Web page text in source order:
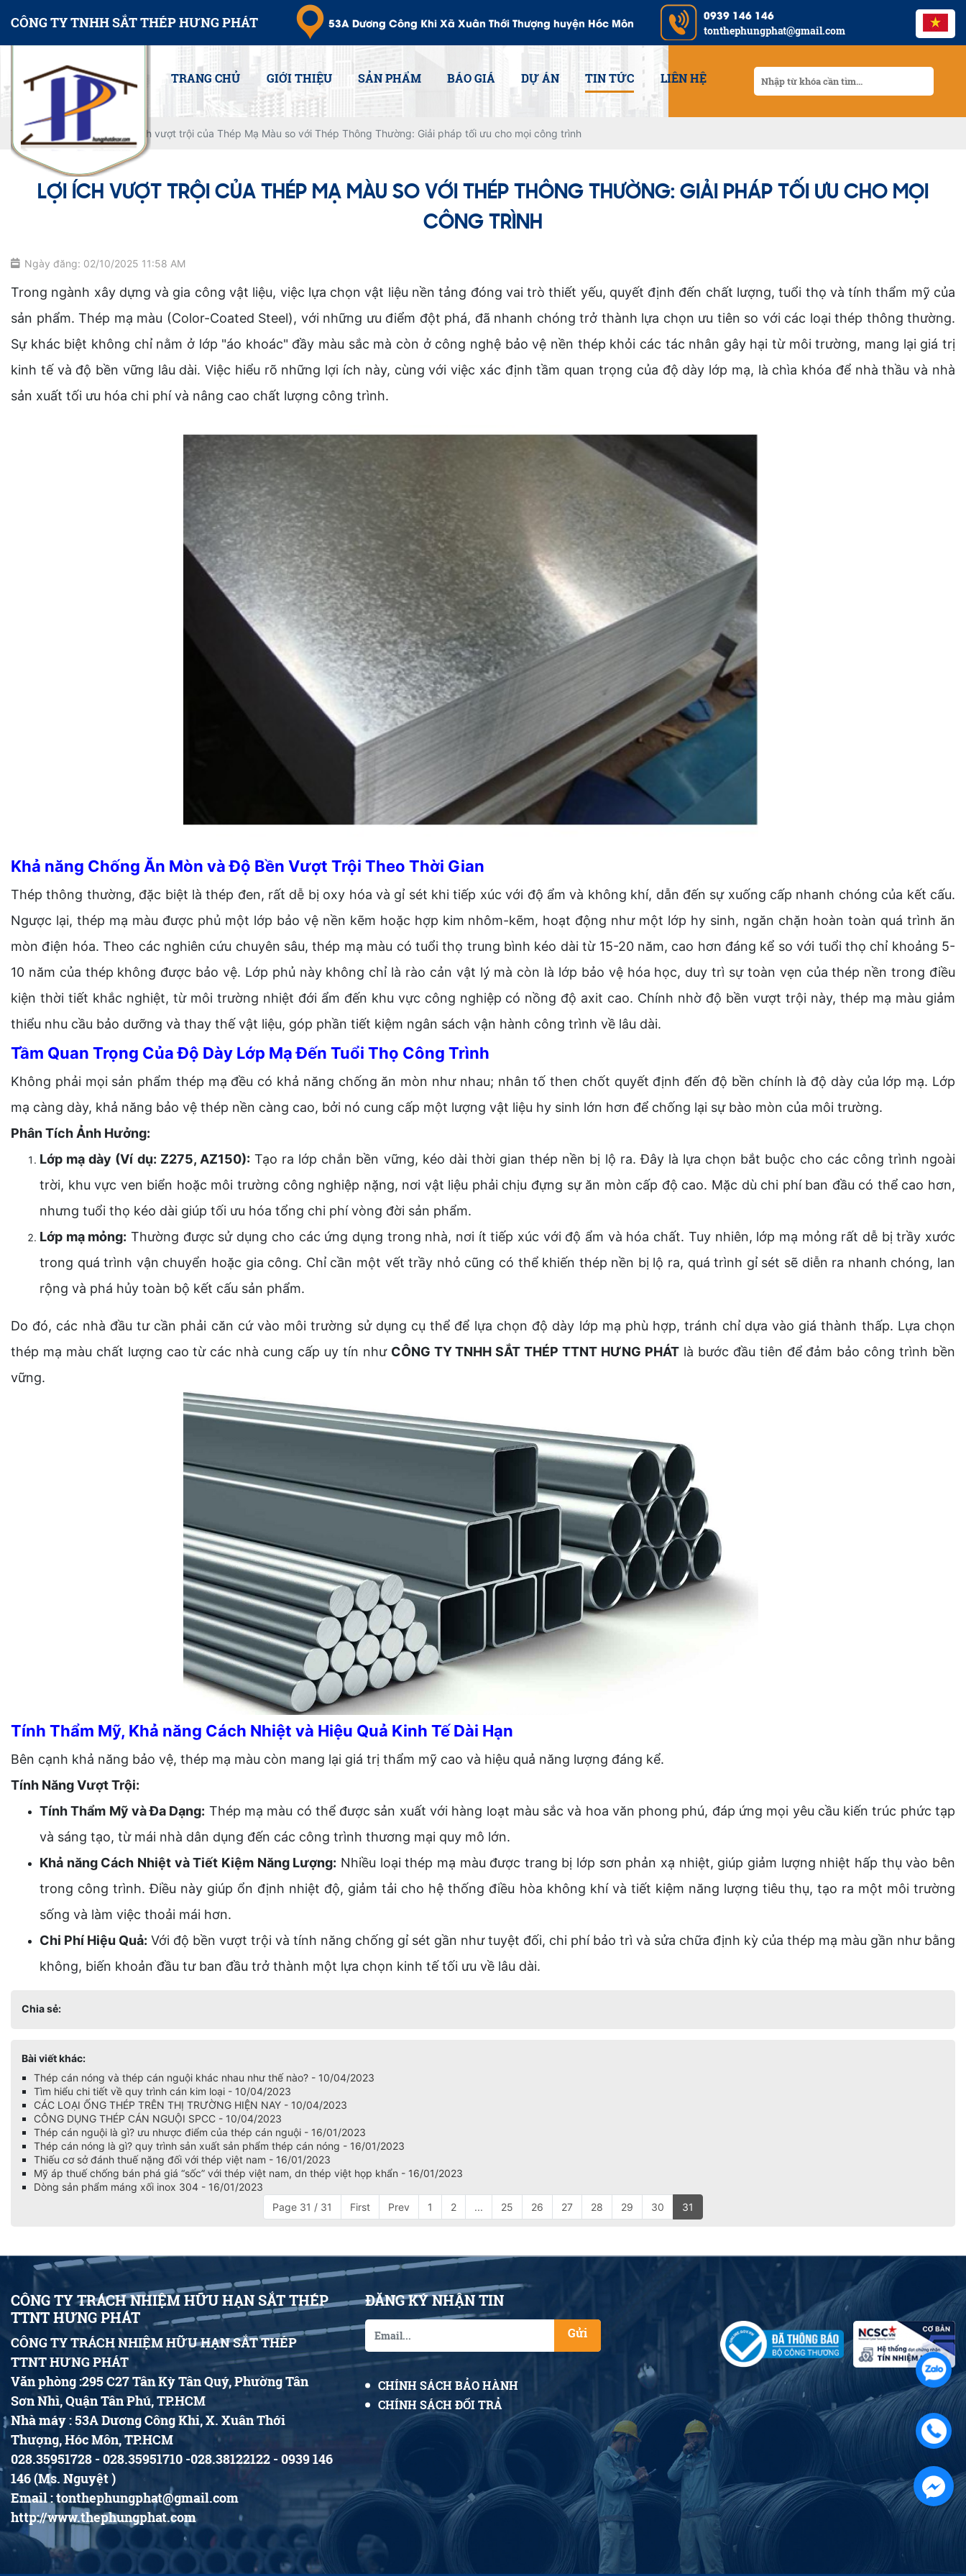
CÔNG TY TNHH SẮT THÉP HƯNG PHÁT 53A Dương Công Khi Xã Xuân Thới Thượng huyện Hóc Môn 0939 146 146
tonthephungphat@gmail.com
TRANG CHỦ GIỚI THIỆU SẢN PHẨM BÁO GIÁ DỰ ÁN TIN TỨC LIÊN HỆ
Trang chủ Lợi ích vượt trội của Thép Mạ Màu so với Thép Thông Thường: Giải pháp tối ưu cho mọi công trình
LỢI ÍCH VƯỢT TRỘI CỦA THÉP MẠ MÀU SO VỚI THÉP THÔNG THƯỜNG: GIẢI PHÁP TỐI ƯU CHO MỌI
CÔNG TRÌNH
Ngày đăng: 02/10/2025 11:58 AM
Trong ngành xây dựng và gia công vật liệu, việc lựa chọn vật liệu nền tảng đóng vai trò thiết yếu, quyết định đến chất lượng, tuổi thọ và tính thẩm mỹ của
sản phẩm. Thép mạ màu (Color-Coated Steel), với những ưu điểm đột phá, đã nhanh chóng trở thành lựa chọn ưu tiên so với các loại thép thông thường.
Sự khác biệt không chỉ nằm ở lớp "áo khoác" đầy màu sắc mà còn ở công nghệ bảo vệ nền thép khỏi các tác nhân gây hại từ môi trường, mang lại giá trị
kinh tế và độ bền vững lâu dài. Việc hiểu rõ những lợi ích này, cùng với việc xác định tầm quan trọng của độ dày lớp mạ, là chìa khóa để nhà thầu và nhà
sản xuất tối ưu hóa chi phí và nâng cao chất lượng công trình.
Khả năng Chống Ăn Mòn và Độ Bền Vượt Trội Theo Thời Gian
Thép thông thường, đặc biệt là thép đen, rất dễ bị oxy hóa và gỉ sét khi tiếp xúc với độ ẩm và không khí, dẫn đến sự xuống cấp nhanh chóng của kết cấu.
Ngược lại, thép mạ màu được phủ một lớp bảo vệ nền kẽm hoặc hợp kim nhôm-kẽm, hoạt động như một lớp hy sinh, ngăn chặn hoàn toàn quá trình ăn
mòn điện hóa. Theo các nghiên cứu chuyên sâu, thép mạ màu có tuổi thọ trung bình kéo dài từ 15-20 năm, cao hơn đáng kể so với tuổi thọ chỉ khoảng 5-
10 năm của thép không được bảo vệ. Lớp phủ này không chỉ là rào cản vật lý mà còn là lớp bảo vệ hóa học, duy trì sự toàn vẹn của thép nền trong điều
kiện thời tiết khắc nghiệt, từ môi trường nhiệt đới ẩm đến khu vực công nghiệp có nồng độ axit cao. Chính nhờ độ bền vượt trội này, thép mạ màu giảm
thiểu nhu cầu bảo dưỡng và thay thế vật liệu, góp phần tiết kiệm ngân sách vận hành công trình về lâu dài.
Tầm Quan Trọng Của Độ Dày Lớp Mạ Đến Tuổi Thọ Công Trình
Không phải mọi sản phẩm thép mạ đều có khả năng chống ăn mòn như nhau; nhân tố then chốt quyết định đến độ bền chính là độ dày của lớp mạ. Lớp
mạ càng dày, khả năng bảo vệ thép nền càng cao, bởi nó cung cấp một lượng vật liệu hy sinh lớn hơn để chống lại sự bào mòn của môi trường.
Phân Tích Ảnh Hưởng:
Lớp mạ dày (Ví dụ: Z275, AZ150): Tạo ra lớp chắn bền vững, kéo dài thời gian thép nền bị lộ ra. Đây là lựa chọn bắt buộc cho các công trình ngoài
trời, khu vực ven biển hoặc môi trường công nghiệp nặng, nơi vật liệu phải chịu đựng sự ăn mòn cấp độ cao. Mặc dù chi phí ban đầu có thể cao hơn,
nhưng tuổi thọ kéo dài giúp tối ưu hóa tổng chi phí vòng đời sản phẩm.
Lớp mạ mỏng: Thường được sử dụng cho các ứng dụng trong nhà, nơi ít tiếp xúc với độ ẩm và hóa chất. Tuy nhiên, lớp mạ mỏng rất dễ bị trầy xước
trong quá trình vận chuyển hoặc gia công. Chỉ cần một vết trầy nhỏ cũng có thể khiến thép nền bị lộ ra, quá trình gỉ sét sẽ diễn ra nhanh chóng, lan
rộng và phá hủy toàn bộ kết cấu sản phẩm.
Do đó, các nhà đầu tư cần phải căn cứ vào môi trường sử dụng cụ thể để lựa chọn độ dày lớp mạ phù hợp, tránh chỉ dựa vào giá thành thấp. Lựa chọn
thép mạ màu chất lượng cao từ các nhà cung cấp uy tín như CÔNG TY TNHH SẮT THÉP TTNT HƯNG PHÁTlà bước đầu tiên để đảm bảo công trình bền
vững.
Tính Thẩm Mỹ, Khả năng Cách Nhiệt và Hiệu Quả Kinh Tế Dài Hạn
Bên cạnh khả năng bảo vệ, thép mạ màu còn mang lại giá trị thẩm mỹ cao và hiệu quả năng lượng đáng kể.
Tính Năng Vượt Trội:
Tính Thẩm Mỹ và Đa Dạng: Thép mạ màu có thể được sản xuất với hàng loạt màu sắc và hoa văn phong phú, đáp ứng mọi yêu cầu kiến trúc phức tạp
và sáng tạo, từ mái nhà dân dụng đến các công trình thương mại quy mô lớn.
Khả năng Cách Nhiệt và Tiết Kiệm Năng Lượng: Nhiều loại thép mạ màu được trang bị lớp sơn phản xạ nhiệt, giúp giảm lượng nhiệt hấp thụ vào bên
trong công trình. Điều này giúp ổn định nhiệt độ, giảm tải cho hệ thống điều hòa không khí và tiết kiệm năng lượng tiêu thụ, tạo ra một môi trường
sống và làm việc thoải mái hơn.
Chi Phí Hiệu Quả: Với độ bền vượt trội và tính năng chống gỉ sét gần như tuyệt đối, chi phí bảo trì và sửa chữa định kỳ của thép mạ màu gần như bằng
không, biến khoản đầu tư ban đầu trở thành một lựa chọn kinh tế tối ưu về lâu dài.
Chia sẻ:
Bài viết khác:
Thép cán nóng và thép cán nguội khác nhau như thế nào? - 10/04/2023
Tìm hiểu chi tiết về quy trình cán kim loại - 10/04/2023
CÁC LOẠI ỐNG THÉP TRÊN THỊ TRƯỜNG HIỆN NAY - 10/04/2023
CÔNG DỤNG THÉP CÁN NGUỘI SPCC - 10/04/2023
Thép cán nguội là gì? ưu nhược điểm của thép cán nguội - 16/01/2023
Thép cán nóng là gì? quy trình sản xuất sản phẩm thép cán nóng - 16/01/2023
Thiếu cơ sở đánh thuế nặng đối với thép việt nam - 16/01/2023
Mỹ áp thuế chống bán phá giá “sốc” với thép việt nam, dn thép việt họp khẩn - 16/01/2023
Dòng sản phẩm máng xối inox 304 - 16/01/2023
Page 31 / 31
First Prev 1 2 ... 25 26 27 28 29 30 31
CÔNG TY TRÁCH NHIỆM HỮU HẠN SẮT THÉP
TTNT HƯNG PHÁT
CÔNG TY TRÁCH NHIỆM HỮU HẠN SẮT THÉP
TTNT HƯNG PHÁT
Văn phòng :295 C27 Tân Kỳ Tân Quý, Phường Tân
Sơn Nhì, Quận Tân Phú, TP.HCM
Nhà máy : 53A Dương Công Khi, X. Xuân Thới
Thượng, Hóc Môn, TP.HCM
028.35951728 - 028.35951710 -028.38122122 - 0939 146
146 (Ms. Nguyệt )
Email : tonthephungphat@gmail.com
http://www.thephungphat.com
ĐĂNG KÝ NHẬN TIN
Gửi
CHÍNH SÁCH BẢO HÀNH
CHÍNH SÁCH ĐỔI TRẢ